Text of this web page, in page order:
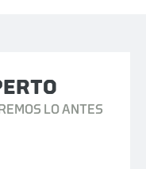
LO ANTES